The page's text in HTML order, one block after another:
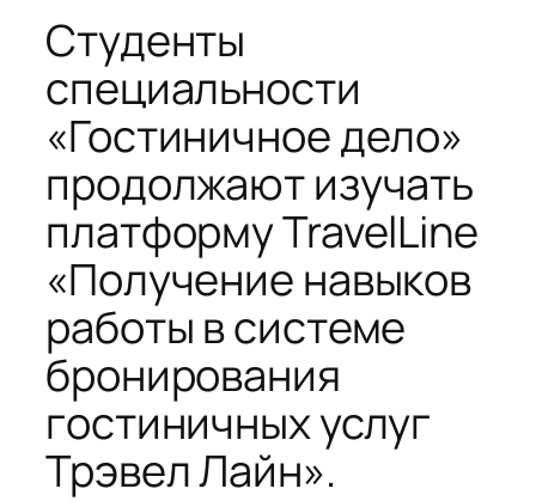
Студенты
специальности
«Гостиничное дело»
продолжают изучать
платформу TravelLine
«Получение навыков
работы в системе
бронирования
гостиничных услуг
Трэвел Лайн».